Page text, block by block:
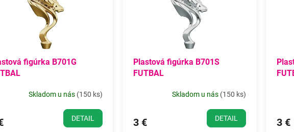
figúrka B701G
Skladom u nás (150 ks)
DETAIL
Plastová figúrka B701S
FUTBAL
Skladom u nás (150 ks)
3 € DETAIL 3 €